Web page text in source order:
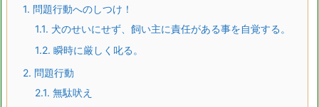
1. 問題行動へのしつけ！
1.1. 犬のせいにせず、飼い主に責任がある事を自覚する。
1.2. 瞬時に厳しく叱る。
2. 問題行動
2.1. 無駄吠え